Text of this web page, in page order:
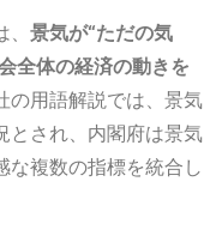
景気が“ただの気
全体の経済の動きを
の用語解説では、景気
とされ、内閣府は景気
な複数の指標を統合し